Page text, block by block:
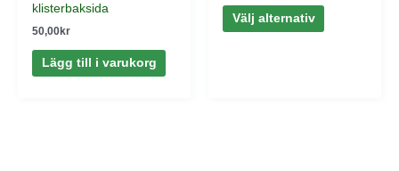
klisterbaksida
50,00kr
Lägg till i varukorg
Välj alternativ